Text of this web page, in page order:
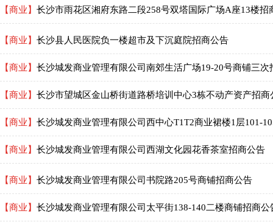
【商业】 长沙市雨花区湘府东路二段258号双塔国际广场A座13楼招
【商业】 长沙县人民医院负一楼超市及下沉庭院招商公告
【商业】 长沙城发商业管理有限公司南郊生活广场19-20号商铺三次
【商业】 长沙市望城区金山桥街道路桥培训中心3栋不动产资产招商
【商业】 长沙城发商业管理有限公司西中心T1T2商业裙楼1层101-105、114号
【商业】 长沙城发商业管理有限公司西湖文化园花香茶室招商公告
【商业】 长沙城发商业管理有限公司书院路205号商铺招商公告
【商业】 长沙城发商业管理有限公司太平街138-140二楼商铺招商公